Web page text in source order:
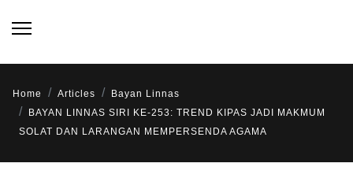
Home Articles
Bayan Linnas
BAYAN LINNAS SIRI KE-253: TREND KIPAS JADI MAKMUM
SOLAT DAN LARANGAN MEMPERSENDA AGAMA